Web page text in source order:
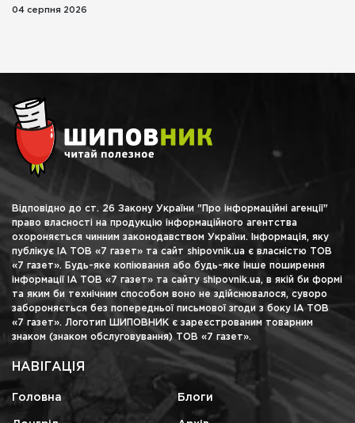
04 серпня 2026
Відповідно до ст. 26 Закону України "Про інформаційні агенції"
право власності на продукцію інформаційного агентства
охороняється чинним законодавством України. Інформація, яку
публікує ІА ТОВ «7 газет» та сайт shipovnik.ua є власністю ТОВ
«7 газет». Будь-яке копіювання або будь-яке інше поширення
інформації ІА ТОВ «7 газет» та сайту shipovnik.ua, в якій би формі
та яким би технічним способом воно не здійснювалося, суворо
забороняється без попередньої письмової згоди з боку ІА ТОВ
«7 газет». Логотип ШИПОВНИК є зареєстрованим товарним
знаком (знаком обслуговування) ТОВ «7 газет».
НАВІГАЦІЯ
Головна Блоги